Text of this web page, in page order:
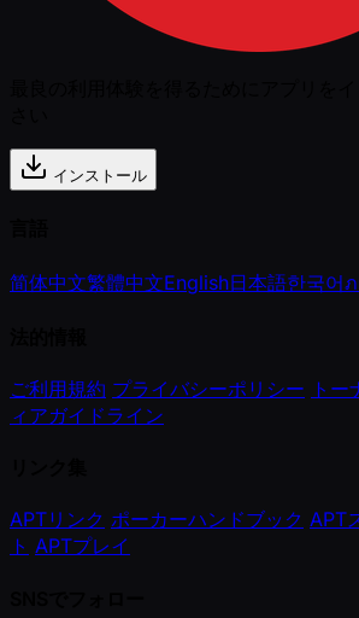
インストール
简体中文繁體中文English日本語한국어
ご利用規約 プライバシーポリシー ト
ィアガイドライン
APTリンク ポーカーハンドブック APT
ト APTプレイ